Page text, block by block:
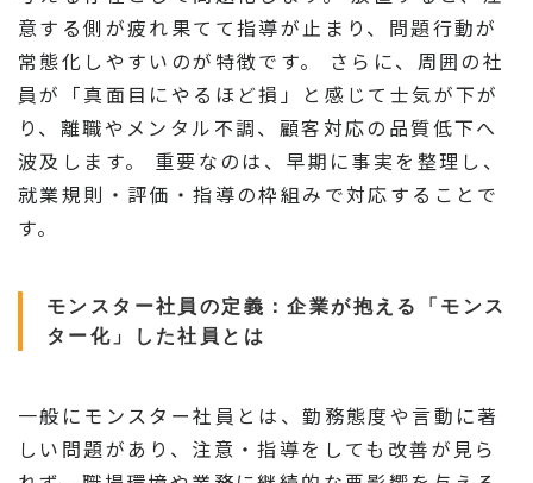
意する側が疲れ果てて指導が止まり、問題行動が
常態化しやすいのが特徴です。 さらに、周囲の社
員が「真面目にやるほど損」と感じて士気が下が
り、離職やメンタル不調、顧客対応の品質低下へ
波及します。 重要なのは、早期に事実を整理し、
就業規則・評価・指導の枠組みで対応することで
す。
モンスター社員の定義：企業が抱える「モンス
ター化」した社員とは
一般にモンスター社員とは、勤務態度や言動に著
しい問題があり、注意・指導をしても改善が見ら